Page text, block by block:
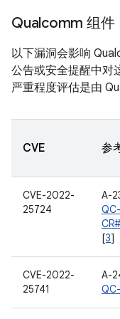
Qualcomm 组件
以下漏洞会影响
公告或安全提醒中对
严重程度评估是由
CVE 参
CVE-2022-
25724
A-
QC-
[3]
CVE-2022-
25741
A-